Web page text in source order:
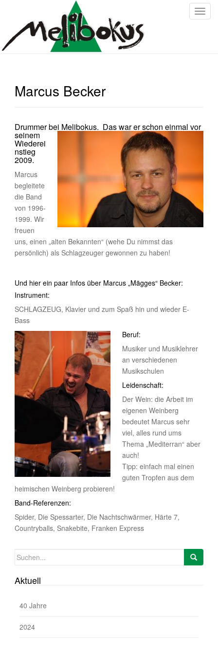
T
g
n
Marcus Becker
Drummer bei Melibokus. Das war er schon einmal vor
seinem
Wiederei
nstieg
2009.
Marcus
begleitete
die Band
von 1996-
1999. Wir
freuen
uns, einen „alten Bekannten“ (wehe Du nimmst das
persönlich) als Schlagzeuger gewonnen zu haben!
Und hier ein paar Infos über Marcus „Mägges“ Becker:
Instrument:
SCHLAGZEUG, Klavier und zum Spaß hin und wieder E-
Bass
Beruf:
Musiker und Musiklehrer
an verschiedenen
Musikschulen
Leidenschaft:
Der Wein: die Arbeit im
eigenen Weinberg
bedeutet Marcus sehr
viel, alles rund ums
Thema „Mediterran“ aber
auch!
Tipp: einfach mal einen
guten Tropfen aus dem
heimischen Weinberg probieren!
Band-Referenzen:
Spider, Die Spessarter, Die Nachtschwärmer, Härte 7,
Countryballs, Snakebite, Franken Express
Suchen
Aktuell
40 Jahre
2024